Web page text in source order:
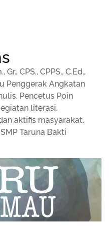
CPS., CPPS., C.Ed.,
Penggerak Angkatan
Pencetus Poin
literasi,
aktifis masyarakat.
Taruna Bakti